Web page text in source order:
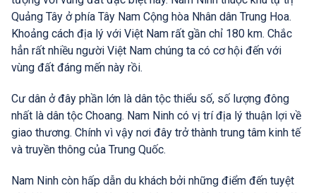
Quảng Tây ở phía Tây Nam Cộng hòa Nhân dân Trung Hoa.
Khoảng cách địa lý với Việt Nam rất gần chỉ 180 km. Chắc
hẳn rất nhiều người Việt Nam chúng ta có cơ hội đến với
vùng đất đáng mến này rồi.
Cư dân ở đây phần lớn là dân tộc thiểu số, số lượng đông
nhất là dân tộc Choang. Nam Ninh có vị trí địa lý thuận lợi về
giao thương. Chính vì vậy nơi đây trở thành trung tâm kinh tế
và truyền thông của Trung Quốc.
Nam Ninh còn hấp dẫn du khách bởi những điểm đến tuyệt